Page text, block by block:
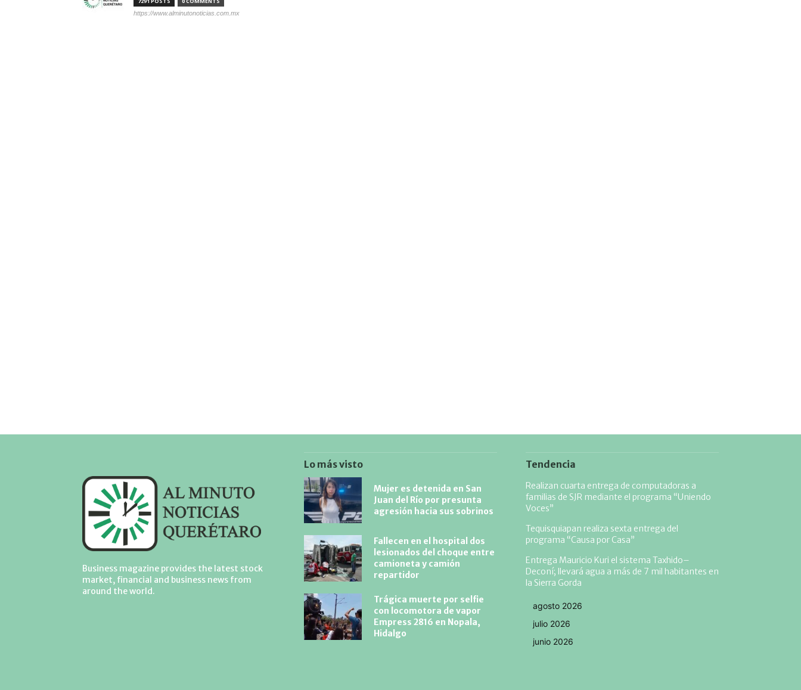
https://www.alminutonoticias.com.mx
Business magazine provides the latest stock
market, financial and business news from
around the world.
Lo más visto
Mujer es detenida en San
Juan del Río por presunta
agresión hacia sus sobrinos
Fallecen en el hospital dos
lesionados del choque entre
camioneta y camión
repartidor
Trágica muerte por selfie
con locomotora de vapor
Empress 2816 en Nopala,
Hidalgo
Tendencia
Realizan cuarta entrega de computadoras a
familias de SJR mediante el programa “Uniendo
Voces”
Tequisquiapan realiza sexta entrega del
programa “Causa por Casa”
Entrega Mauricio Kuri el sistema Taxhido–
Deconí; llevará agua a más de 7 mil habitantes en
la Sierra Gorda
agosto 2026
julio 2026
junio 2026